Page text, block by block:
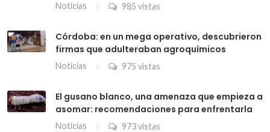
Noticias 985 vistas
Córdoba: en un mega operativo, descubrieron
firmas que adulteraban agroquímicos
Noticias 975 vistas
El gusano blanco, una amenaza que empieza a
asomar: recomendaciones para enfrentarla
Noticias 973 vistas